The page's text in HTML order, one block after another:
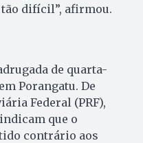
difícil”, afirmou.
de quarta-
Porangatu. De
Federal (PRF),
que o
contrário aos